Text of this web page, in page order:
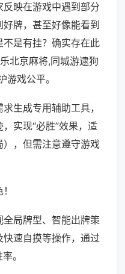
映在游戏中遇到部分
牌，甚至好像能看到
是有挂？确实存在此
北京麻将,同城游逮狗
戏公平。
生成专用辅助工具，
实现“必胜”效果，适
，但需注意遵守游戏
局牌型、智能出牌策
速自摸等操作，通过
。